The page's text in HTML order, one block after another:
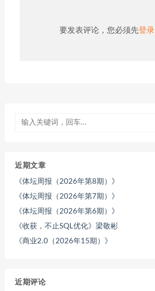
要发表评论，您必须先登录
近期文章
《体坛周报（2026年第8期）》
《体坛周报（2026年第7期）》
《体坛周报（2026年第6期）》
《收获，不止SQL优化》梁敬彬
《商业2.0（2026年15期）》
近期评论